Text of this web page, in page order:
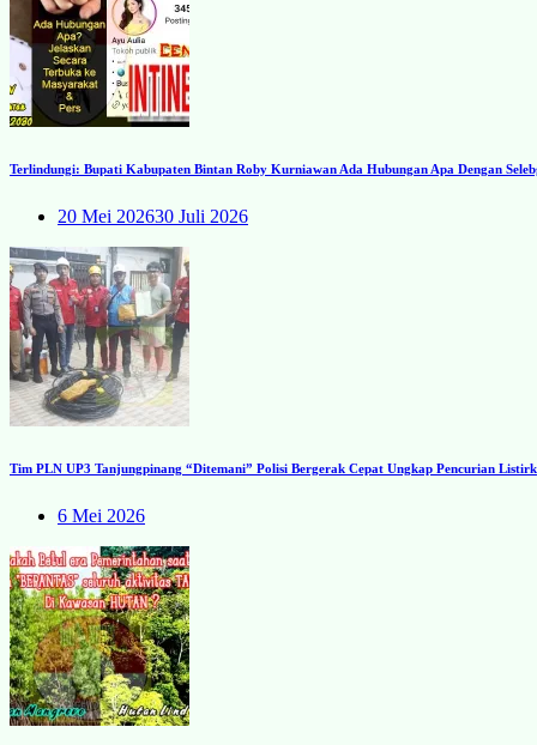
Terlindungi: Bupati Kabupaten Bintan Roby Kurniawan Ada Hubungan Apa Dengan
20 Mei 202630 Juli 2026
Tim PLN UP3 Tanjungpinang “Ditemani” Polisi Bergerak Cepat Ungkap Pencurian Listirk
6 Mei 2026